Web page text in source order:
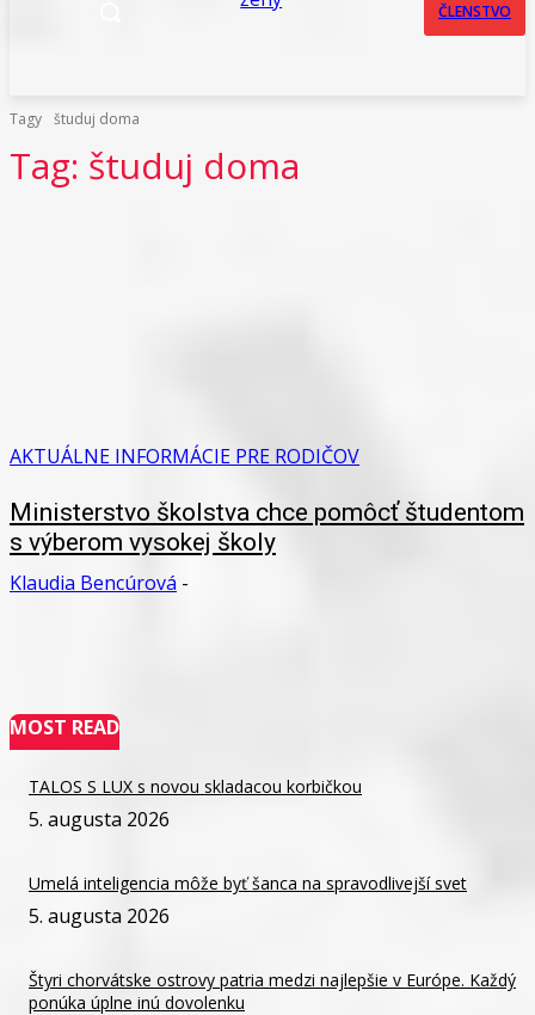
ČLENSTVO
Tagy študuj doma
Tag: študuj doma
AKTUÁLNE INFORMÁCIE PRE RODIČOV
Ministerstvo školstva chce pomôcť študentom
s výberom vysokej školy
Klaudia Bencúrová -
MOST READ
TALOS S LUX s novou skladacou korbičkou
5. augusta 2026
Umelá inteligencia môže byť šanca na spravodlivejší svet
5. augusta 2026
Štyri chorvátske ostrovy patria medzi najlepšie v Európe. Každý
ponúka úplne inú dovolenku